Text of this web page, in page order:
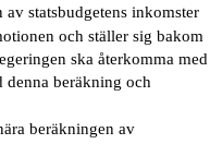
statsbudgetens inkomster
och ställer sig bakom
ska återkomma med
denna beräkning och
beräkningen av